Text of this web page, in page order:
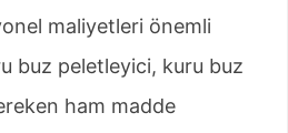
maliyetleri önemli
buz peletleyici, kuru buz
ham madde